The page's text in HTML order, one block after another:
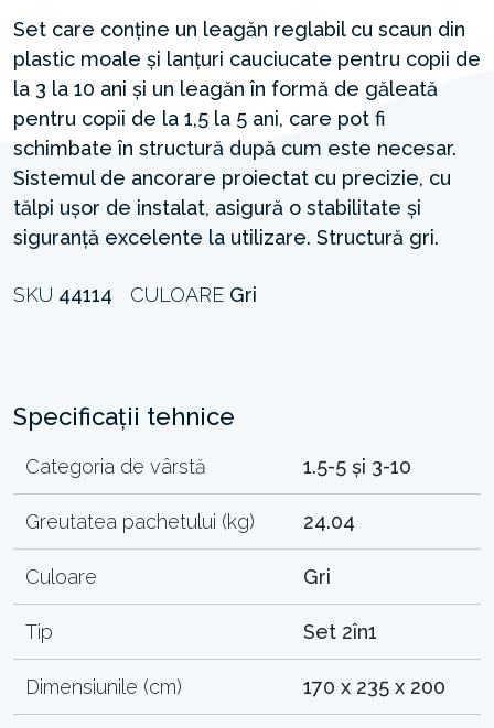
Set care conține un leagăn reglabil cu scaun din
plastic moale și lanțuri cauciucate pentru copii de
la 3 la 10 ani și un leagăn în formă de găleată
pentru copii de la 1,5 la 5 ani, care pot fi
schimbate în structură după cum este necesar.
Sistemul de ancorare proiectat cu precizie, cu
tălpi ușor de instalat, asigură o stabilitate și
siguranță excelente la utilizare. Structură gri.
SKU 44114 CULOARE Gri
Specificații tehnice
Categoria de vârstă 1.5-5 și 3-10
Greutatea pachetului (kg) 24.04
Culoare Gri
Tip Set 2în1
Dimensiunile (cm) 170 x 235 x 200